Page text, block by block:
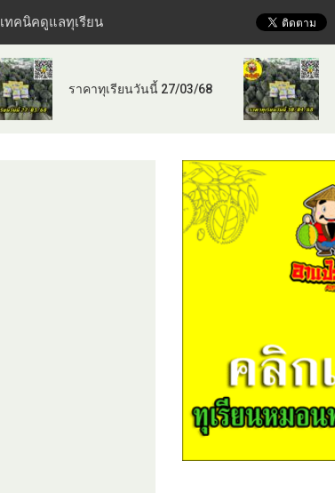
เทคนิคดูแลทุเรียน
ราคาทุเรียนวันนี้ 27/03/68